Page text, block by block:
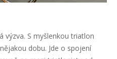
výzva. S myšlenkou triatlon
dobu. Jde o spojení